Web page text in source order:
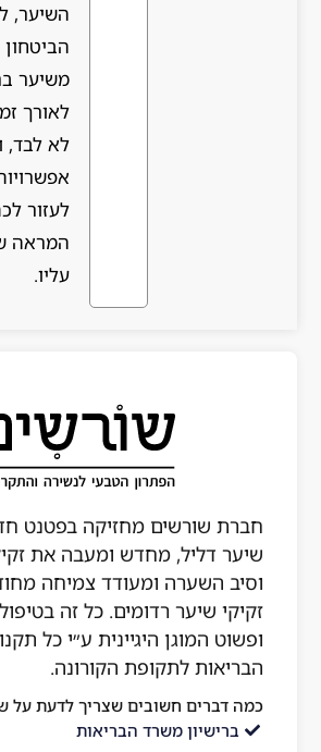
השיער,
משיער
לאורך
לא לבד,
לעזור
המראה
עליו.
חברת שורשים מחזיקה בפטנט
שיער דליל, מחדש ומעבה את
וסיב השערה ומעודד צמיחה
זקיקי שיער רדומים. כל זה
ופשוט המוגן היגיינית ע״י כל
הבריאות לתקופת הקורונה.
כמה דברים חשובים שצריך לדעת על
ברישיון משרד הבריאות